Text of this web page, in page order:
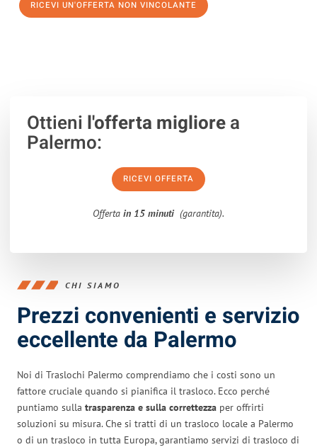
RICEVI UN'OFFERTA NON VINCOLANTE
Ottieni l'offerta migliorea
Palermo:
RICEVI OFFERTA
Offerta in 15 minuti (garantita).
CHI SIAMO
Prezzi convenienti e servizio
eccellente da Palermo
Noi di Traslochi Palermo comprendiamo che i costi sono un
fattore cruciale quando si pianifica il trasloco. Ecco perché
puntiamo sulla trasparenza e sulla correttezza per offrirti
soluzioni su misura. Che si tratti di un trasloco locale a Palermo
o di un trasloco in tutta Europa, garantiamo servizi di trasloco di